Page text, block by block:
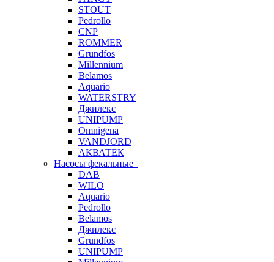
STOUT
Pedrollo
CNP
ROMMER
Grundfos
Millennium
Belamos
Aquario
WATERSTRY
Джилекс
UNIPUMP
Omnigena
VANDJORD
АКВАТЕК
Насосы фекальные
DAB
WILO
Aquario
Pedrollo
Belamos
Джилекс
Grundfos
UNIPUMP